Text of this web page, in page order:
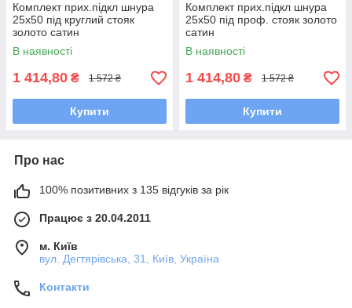
Комплект прих.підкл шнура
25х50 під круглий стояк
золото сатин
В наявності
1 414,80 ₴ 1 572 ₴
Купити
Комплект прих.підкл шнура
25х50 під проф. стояк золото
сатин
В наявності
1 414,80 ₴ 1 572 ₴
Купити
Про нас
100% позитивних з 135 відгуків за рік
Працює з 20.04.2011
м. Київ
вул. Дегтярівська, 31, Київ, Україна
Контакти